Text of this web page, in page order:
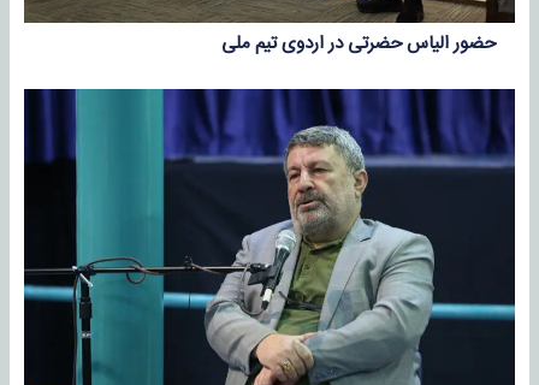
حضور الیاس حضرتی در اردوی تیم ملی